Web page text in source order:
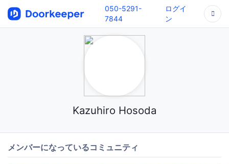
050-5291-
7844
ログイ
ン
Kazuhiro Hosoda
メンバーになっているコミュニティ